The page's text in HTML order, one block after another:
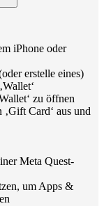
iPhone oder
erstelle eines)
zu öffnen
Card‘ aus und
Meta Quest-
um Apps &